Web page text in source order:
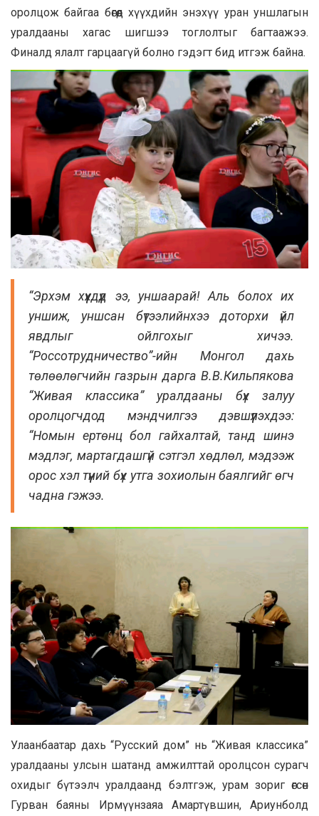
оролцож байгаа бөгөөд хүүхдийн энэхүү уран уншлагын
уралдааны хагас шигшээ тоглолтыг багтаажээ.
Финалд ялалт гарцаагүй болно гэдэгт бид итгэж байна.
“Эрхэм хүүхдүүд ээ, уншаарай! Аль болох их
уншиж, уншсан бүтээлийнхээ доторхи үйл
явдлыг ойлгохыг хичээ.
“Россотрудничество”-ийн Монгол дахь
төлөөлөгчийн газрын дарга В.В.Кильпякова
“Живая классика” уралдааны бүх залуу
оролцогчдод мэндчилгээ дэвшүүлэхдээ:
“Номын ертөнц бол гайхалтай, танд шинэ
мэдлэг, мартагдашгүй сэтгэл хөдлөл, мэдээж
орос хэл түүний бүх утга зохиолын баялгийг өгч
чадна гэжээ.
Улаанбаатар дахь “Русский дом” нь “Живая классика”
уралдааны улсын шатанд амжилттай оролцсон сурагч
охидыг бүтээлч уралдаанд бэлтгэж, урам зориг өгсөн
Гурван баяны Ирмүүнзаяа Амартүвшин, Ариунболд